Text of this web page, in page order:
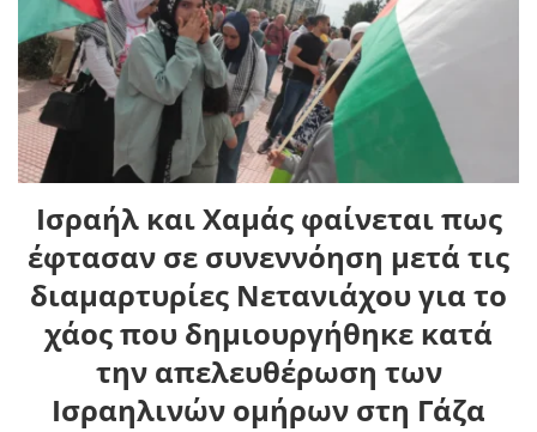
Ισραήλ και Χαμάς φαίνεται πως
έφτασαν σε συνεννόηση μετά τις
διαμαρτυρίες Νετανιάχου για το
χάος που δημιουργήθηκε κατά
την απελευθέρωση των
Ισραηλινών ομήρων στη Γάζα